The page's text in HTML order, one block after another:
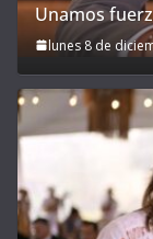
Unamos
lunes 8 de